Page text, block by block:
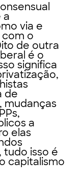
a
via e
o
de outra
é o
significa
de
mudanças
a
elas
tudo isso é
capitalismo